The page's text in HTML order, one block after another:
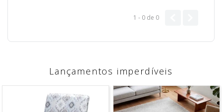
1 - 0 de 0
Lançamentos imperdíveis